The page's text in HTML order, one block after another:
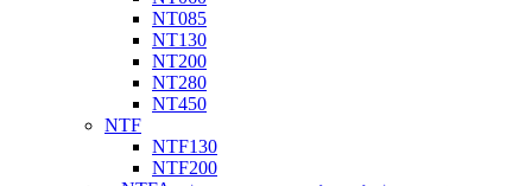
NT085
NT130
NT200
NT280
NT450
NTF
NTF130
NTF200